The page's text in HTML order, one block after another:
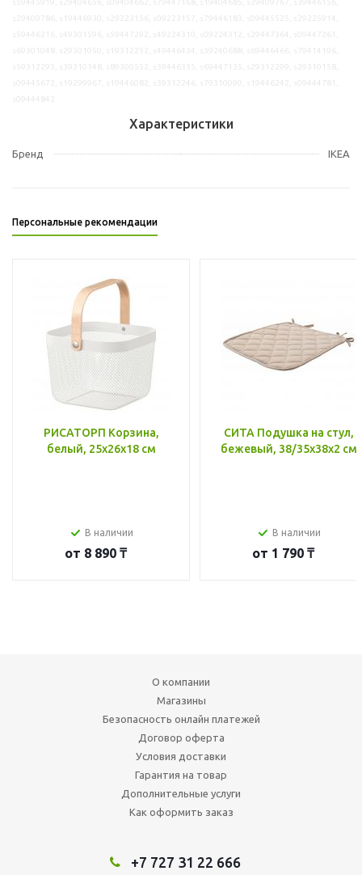
Характеристики
Бренд IKEA
Персональные рекомендации
РИСАТОРП Корзина,
белый, 25x26x18 см
В наличии
от 8 890 ₸
СИТА Подушка на стул,
бежевый, 38/35x38x2 см
В наличии
от 1 790 ₸
О компании
Магазины
Безопасность онлайн платежей
Договор оферта
Условия доставки
Гарантия на товар
Дополнительные услуги
Как оформить заказ
+7 727 31 22 666